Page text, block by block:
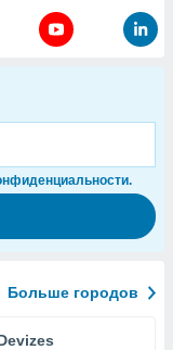
Больше городов